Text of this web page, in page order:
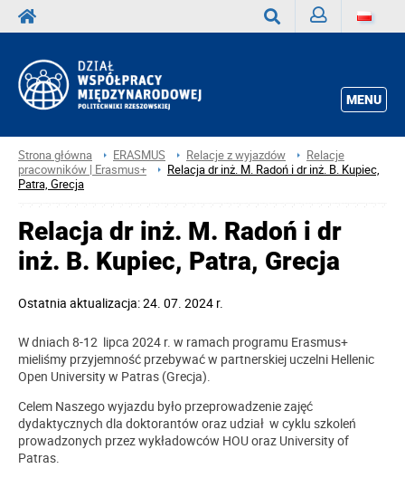
MENU
Strona główna ERASMUS Relacje z wyjazdów
Relacje
pracowników | Erasmus+
Relacja dr inż. M. Radoń i dr inż. B. Kupiec,
Patra, Grecja
Relacja dr inż. M. Radoń i dr
inż. B. Kupiec, Patra, Grecja
Ostatnia aktualizacja: 24. 07. 2024 r.
W dniach 8-12 lipca 2024 r. w ramach programu Erasmus+
mieliśmy przyjemność przebywać w partnerskiej uczelni Hellenic
Open University w Patras (Grecja).
Celem Naszego wyjazdu było przeprowadzenie zajęć
dydaktycznych dla doktorantów oraz udział w cyklu szkoleń
prowadzonych przez wykładowców HOU oraz University of
Patras.